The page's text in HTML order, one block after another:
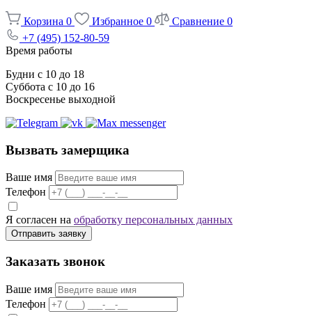
Корзина 0 Избранное 0 Сравнение 0
+7 (495) 152-80-59
Время работы
Будни с 10 до 18
Суббота с 10 до 16
Воскресенье выходной
Вызвать замерщика
Ваше имя
Телефон
Я согласен на обработку персональных данных
Отправить заявку
Заказать звонок
Ваше имя
Телефон